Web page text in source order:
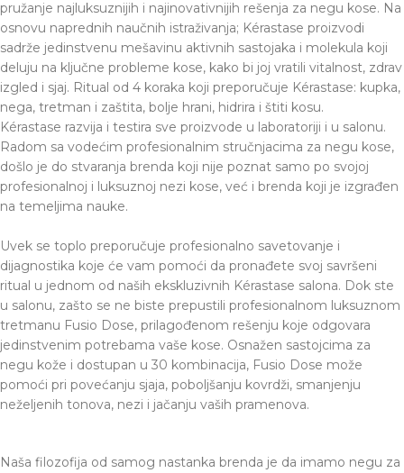
pružanje najluksuznijih i najinovativnijih rešenja za negu kose. Na
osnovu naprednih naučnih istraživanja; Kérastase proizvodi
sadrže jedinstvenu mešavinu aktivnih sastojaka i molekula koji
deluju na ključne probleme kose, kako bi joj vratili vitalnost, zdrav
izgled i sjaj. Ritual od 4 koraka koji preporučuje Kérastase: kupka,
nega, tretman i zaštita, bolje hrani, hidrira i štiti kosu.
Kérastase razvija i testira sve proizvode u laboratoriji i u salonu.
Radom sa vodećim profesionalnim stručnjacima za negu kose,
došlo je do stvaranja brenda koji nije poznat samo po svojoj
profesionalnoj i luksuznoj nezi kose, već i brenda koji je izgrađen
na temeljima nauke.
Uvek se toplo preporučuje profesionalno savetovanje i
dijagnostika koje će vam pomoći da pronađete svoj savršeni
ritual u jednom od naših ekskluzivnih Kérastase salona. Dok ste
u salonu, zašto se ne biste prepustili profesionalnom luksuznom
tretmanu Fusio Dose, prilagođenom rešenju koje odgovara
jedinstvenim potrebama vaše kose. Osnažen sastojcima za
negu kože i dostupan u 30 kombinacija, Fusio Dose može
pomoći pri povećanju sjaja, poboljšanju kovrdži, smanjenju
neželjenih tonova, nezi i jačanju vaših pramenova.
Naša filozofija od samog nastanka brenda je da imamo negu za